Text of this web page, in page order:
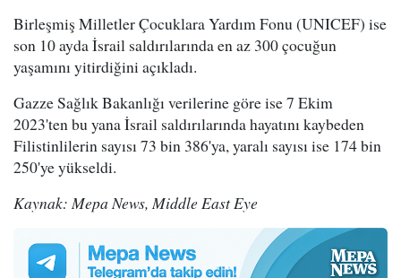
Birleşmiş Milletler Çocuklara Yardım Fonu (UNICEF) ise
son 10 ayda İsrail saldırılarında en az 300 çocuğun
yaşamını yitirdiğini açıkladı.
Gazze Sağlık Bakanlığı verilerine göre ise 7 Ekim
2023'ten bu yana İsrail saldırılarında hayatını kaybeden
Filistinlilerin sayısı 73 bin 386'ya, yaralı sayısı ise 174 bin
250'ye yükseldi.
Kaynak: Mepa News, Middle East Eye